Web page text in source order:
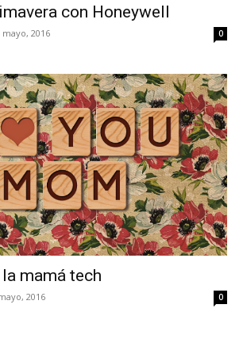
con Honeywell
mayo, 2016 0
mamá tech
2016 0